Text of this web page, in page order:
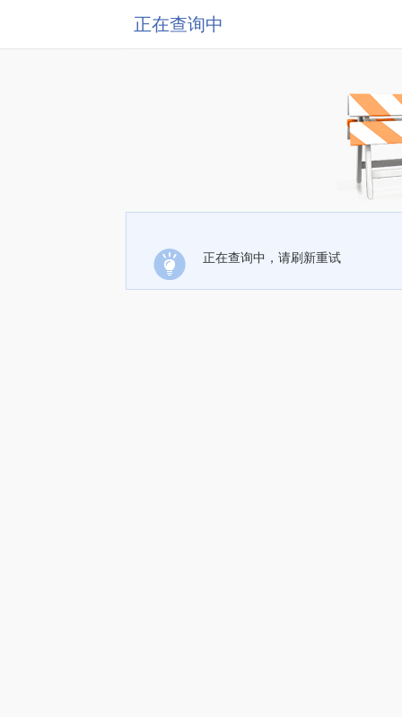
正在查询中
正在查询中，请刷新重试